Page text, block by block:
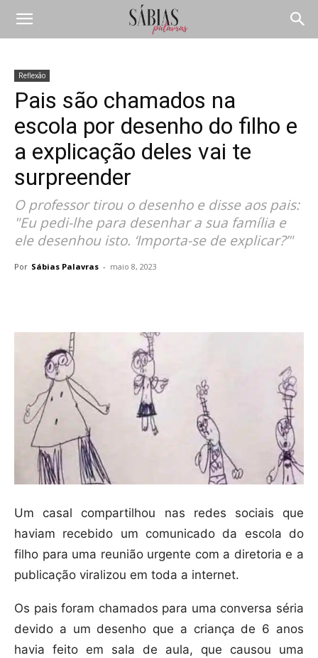
Reflexão
Pais são chamados na
escola por desenho do filho e
a explicação deles vai te
surpreender
O professor tirou o desenho e disse aos pais:
"Eu pedi-lhe para desenhar a sua família e
ele desenhou isto. ‘Importa-se de explicar?’"
Por Sábias Palavras - maio 8, 2023
Um casal compartilhou nas redes sociais que
haviam recebido um comunicado da escola do
filho para uma reunião urgente com a diretoria e a
publicação viralizou em toda a internet.
Os pais foram chamados para uma conversa séria
devido a um desenho que a criança de 6 anos
havia feito em sala de aula, que causou uma